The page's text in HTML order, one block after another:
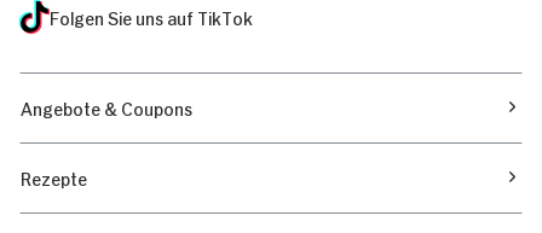
Folgen Sie uns auf TikTok
Angebote & Coupons
Rezepte